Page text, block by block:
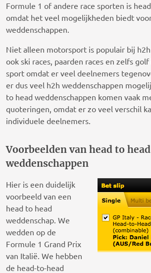
Formule 1 of andere race sporten is
omdat het veel mogelijkheden biedt
weddenschappen.
Niet alleen motorsport is populair bij
ook ski races, paarden races en zelfs
sport omdat er veel deelnemers
er dus veel h2h weddenschappen
to head weddenschappen komen vaak
quoteringen, omdat er zo veel verschil
individuele deelnemers.
Voorbeelden van head to head
weddenschappen
Hier is een duidelijk
voorbeeld van een
head to head
weddenschap. We
wedden op de
Formule 1 Grand Prix
van Italië. We hebben
de head-to-head